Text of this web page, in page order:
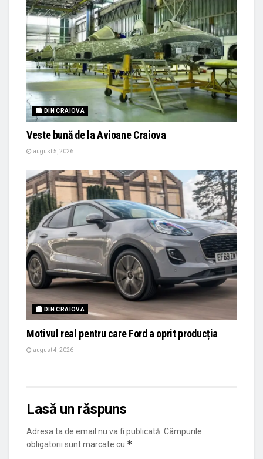
🏙 DIN CRAIOVA
Veste bună de la Avioane Craiova
august 5, 2026
🏙 DIN CRAIOVA
Motivul real pentru care Ford a oprit producția
august 4, 2026
Lasă un răspuns
Adresa ta de email nu va fi publicată. Câmpurile
obligatorii sunt marcate cu *